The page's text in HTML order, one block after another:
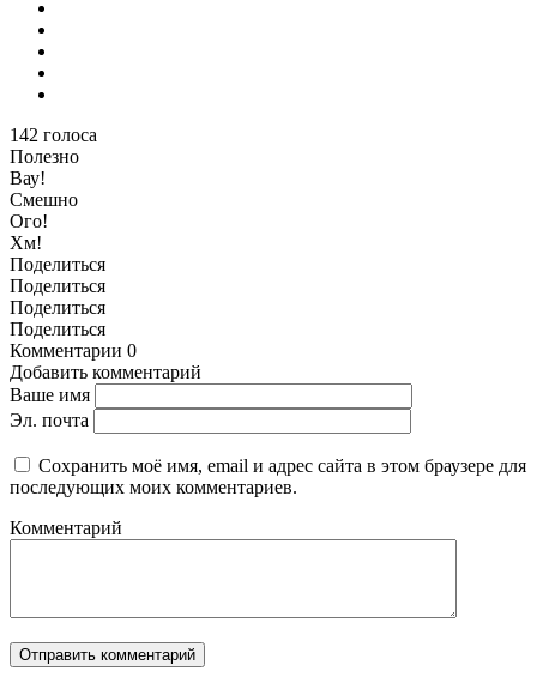
142 голоса
Полезно
Вау!
Смешно
Ого!
Хм!
Поделиться
Поделиться
Поделиться
Поделиться
Комментарии 0
Добавить комментарий
Ваше имя
Эл. почта
Сохранить моё имя, email и адрес сайта в этом браузере для
последующих моих комментариев.
Комментарий